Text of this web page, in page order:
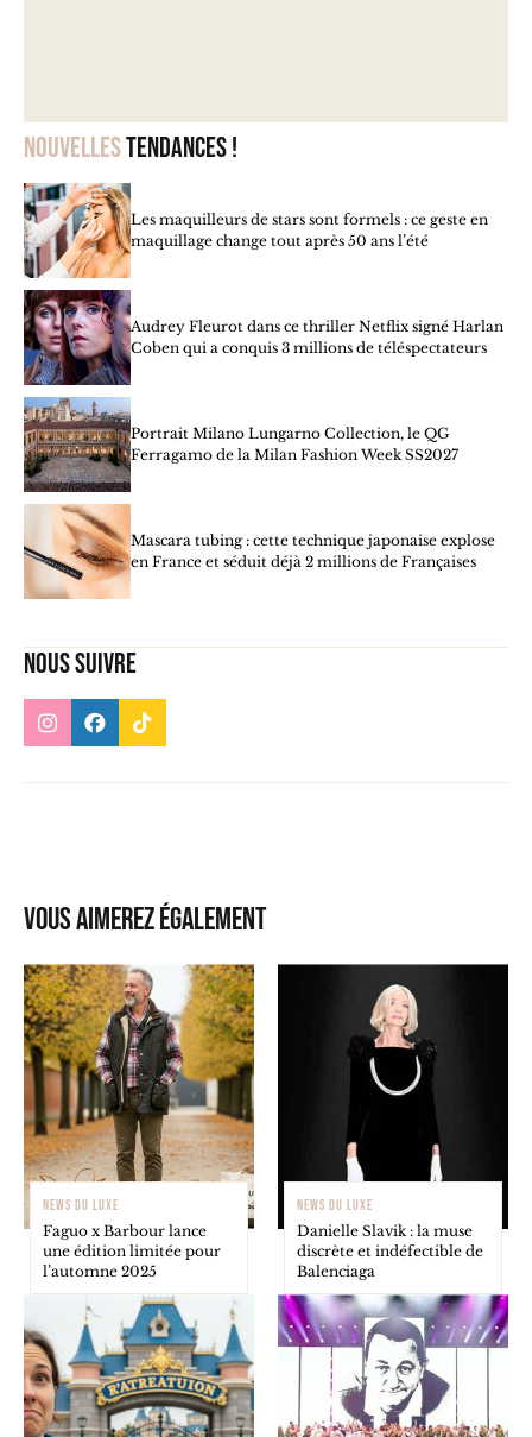
Nouvellestendances !
Les maquilleurs de stars sont formels : ce geste en
maquillage change tout après 50 ans l’été
Audrey Fleurot dans ce thriller Netflix signé Harlan
Coben qui a conquis 3 millions de téléspectateurs
Portrait Milano Lungarno Collection, le QG
Ferragamo de la Milan Fashion Week SS2027
Mascara tubing : cette technique japonaise explose
en France et séduit déjà 2 millions de Françaises
Nous suivre
Vous aimerez également
NEWS DU LUXE
Faguo x Barbour lance
une édition limitée pour
l’automne 2025
NEWS DU LUXE
Danielle Slavik : la muse
discrète et indéfectible de
Balenciaga